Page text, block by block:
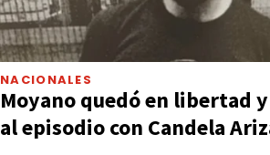
NACIONALES
Moyano quedó en libertad
al episodio con Candela